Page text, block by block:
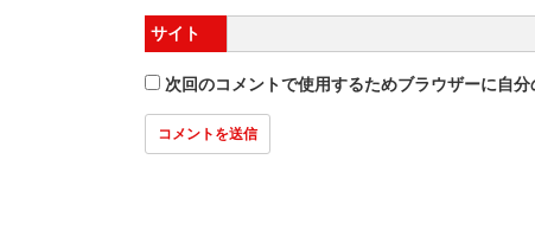
サイト
次回のコメントで使用するためブラウザーに自